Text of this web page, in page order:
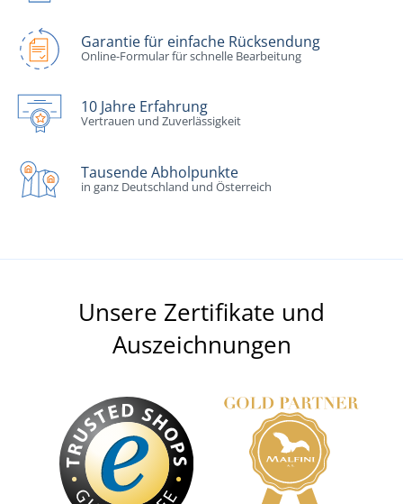
Garantie für einfache Rücksendung
Online-Formular für schnelle Bearbeitung
10 Jahre Erfahrung
Vertrauen und Zuverlässigkeit
Tausende Abholpunkte
in ganz Deutschland und Österreich
Unsere Zertifikate und
Auszeichnungen